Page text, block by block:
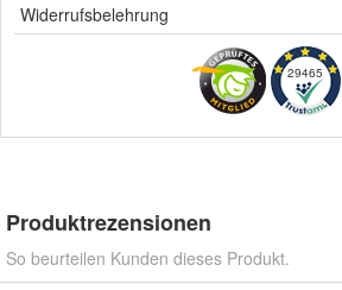
Widerrufsbelehrung
29465
Produktrezensionen
So beurteilen Kunden dieses Produkt.